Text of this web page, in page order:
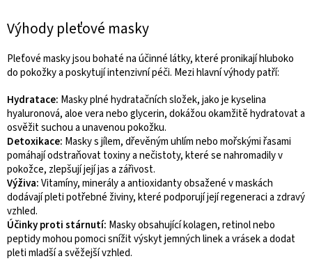
Výhody pleťové masky
Pleťové masky jsou bohaté na účinné látky, které pronikají hluboko
do pokožky a poskytují intenzivní péči. Mezi hlavní výhody patří:
Hydratace: Masky plné hydratačních složek, jako je kyselina
hyaluronová, aloe vera nebo glycerin, dokážou okamžitě hydratovat a
osvěžit suchou a unavenou pokožku.
Detoxikace: Masky s jílem, dřevěným uhlím nebo mořskými řasami
pomáhají odstraňovat toxiny a nečistoty, které se nahromadily v
pokožce, zlepšují její jas a zářivost.
Výživa:Vitamíny, minerály a antioxidanty obsažené v maskách
dodávají pleti potřebné živiny, které podporují její regeneraci a zdravý
vzhled.
Účinky proti stárnutí: Masky obsahující kolagen, retinol nebo
peptidy mohou pomoci snížit výskyt jemných linek a vrásek a dodat
pleti mladší a svěžejší vzhled.